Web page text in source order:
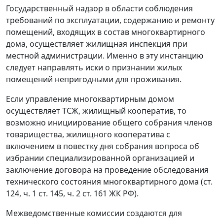
Государственный надзор в области соблюдения
требований по эксплуатации, содержанию и ремонту
помещений, входящих в состав многоквартирного
дома, осуществляет жилищная инспекция при
местной администрации. Именно в эту инстанцию ​​
следует направлять иски о признании жилых
помещений непригодными для проживания.
Если управление многоквартирным домом
осуществляет ТСЖ, жилищный кооператив, то
возможно инициирование общего собрания членов
товарищества, жилищного кооператива с
включением в повестку дня собрания вопроса об
избрании специализированной организацией и
заключение договора на проведение обследования
технического состояния многоквартирного дома (ст.
124, ч. 1 ст. 145, ч. 2 ст. 161 ЖК РФ).
Межведомственные комиссии создаются для